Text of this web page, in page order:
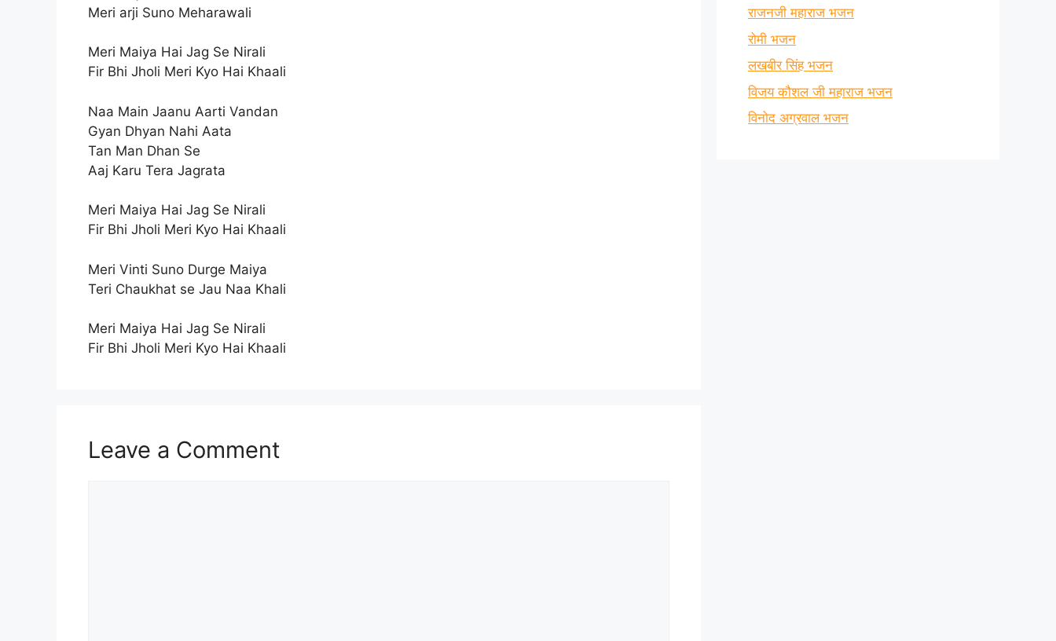
Meri arji Suno Meharawali
Meri Maiya Hai Jag Se Nirali
Fir Bhi Jholi Meri Kyo Hai Khaali
Naa Main Jaanu Aarti Vandan
Gyan Dhyan Nahi Aata
Tan Man Dhan Se
Aaj Karu Tera Jagrata
Meri Maiya Hai Jag Se Nirali
Fir Bhi Jholi Meri Kyo Hai Khaali
Meri Vinti Suno Durge Maiya
Teri Chaukhat se Jau Naa Khali
Meri Maiya Hai Jag Se Nirali
Fir Bhi Jholi Meri Kyo Hai Khaali
Leave a Comment
राजनजी महाराज भजन
रोमी भजन
लखबीर सिंह भजन
विजय कौशल जी महाराज भजन
विनोद अग्रवाल भजन